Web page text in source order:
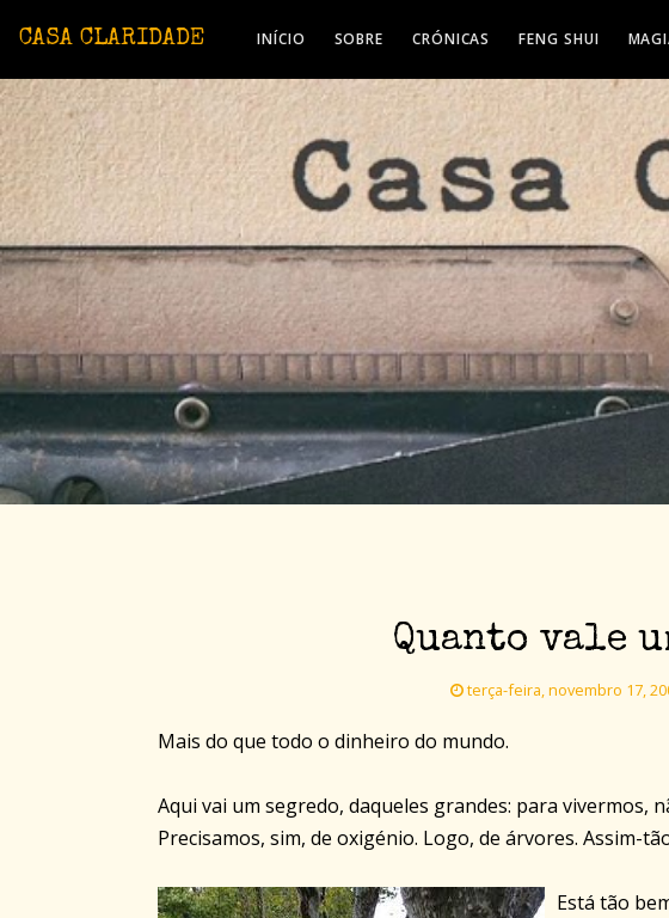
CASA CLARIDADE INÍCIO SOBRE CRÓNICAS FENG SHUI
Quanto vale
terça-feira, novembro 17,
Mais do que todo o dinheiro do mundo.
Aqui vai um segredo, daqueles grandes: para vivermos,
Precisamos, sim, de oxigénio. Logo, de árvores. Assim-
Está tão